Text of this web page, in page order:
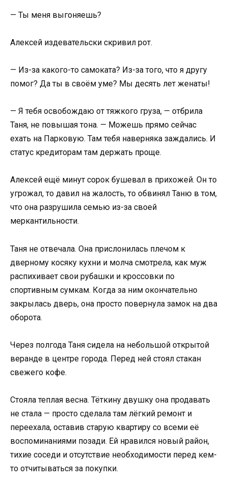
— Ты меня выгоняешь?
Алексей издевательски скривил рот.
— Из-за какого-то самоката? Из-за того, что я другу
помог? Да ты в своём уме? Мы десять лет женаты!
— Я тебя освобождаю от тяжкого груза, — отбрила
Таня, не повышая тона. — Можешь прямо сейчас
ехать на Парковую. Там тебя наверняка заждались. И
статус кредиторам там держать проще.
Алексей ещё минут сорок бушевал в прихожей. Он то
угрожал, то давил на жалость, то обвинял Таню в том,
что она разрушила семью из-за своей
меркантильности.
Таня не отвечала. Она прислонилась плечом к
дверному косяку кухни и молча смотрела, как муж
распихивает свои рубашки и кроссовки по
спортивным сумкам. Когда за ним окончательно
закрылась дверь, она просто повернула замок на два
оборота.
Через полгода Таня сидела на небольшой открытой
веранде в центре города. Перед ней стоял стакан
свежего кофе.
Стояла теплая весна. Тёткину двушку она продавать
не стала — просто сделала там лёгкий ремонт и
переехала, оставив старую квартиру со всеми её
воспоминаниями позади. Ей нравился новый район,
тихие соседи и отсутствие необходимости перед кем-
то отчитываться за покупки.